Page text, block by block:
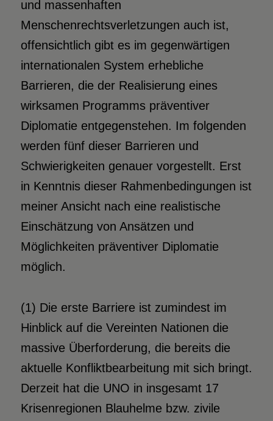
und massenhaften
Menschenrechtsverletzungen auch ist,
offensichtlich gibt es im gegenwärtigen
internationalen System erhebliche
Barrieren, die der Realisierung eines
wirksamen Programms präventiver
Diplomatie entgegenstehen. Im folgenden
werden fünf dieser Barrieren und
Schwierigkeiten genauer vorgestellt. Erst
in Kenntnis dieser Rahmenbedingungen ist
meiner Ansicht nach eine realistische
Einschätzung von Ansätzen und
Möglichkeiten präventiver Diplomatie
möglich.
(1) Die erste Barriere ist zumindest im
Hinblick auf die Vereinten Nationen die
massive Überforderung, die bereits die
aktuelle Konfliktbearbeitung mit sich bringt.
Derzeit hat die UNO in insgesamt 17
Krisenregionen Blauhelme bzw. zivile